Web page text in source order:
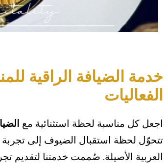
خدمة الضيافة الراقية
الفعاليات
اجعل كل مناسبة لحظة استثنائية مع
تتحوّل لحظة استقبال الضيوف إلى تجربة
العربية الأصيلة. صُممت خدمتنا لتقديم